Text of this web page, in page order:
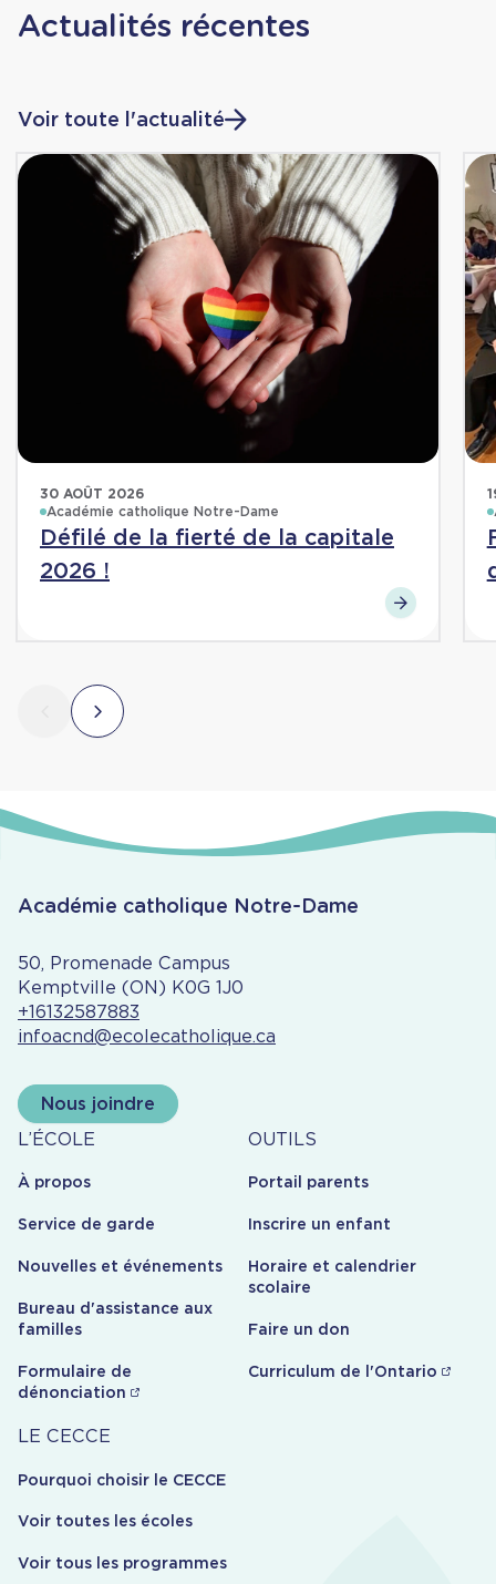
Actualités récentes
Voir toute l'actualité
30 AOÛT 2026
Académie catholique Notre-Dame
Défilé de la fierté de la capitale
2026 !
Académie catholique Notre-Dame
50, Promenade Campus
Kemptville (ON) K0G 1J0
+16132587883
infoacnd@ecolecatholique.ca
Nous joindre
À
propos
L’ÉCOLE
À propos
Service de garde
Nouvelles et événements
Bureau d'assistance aux
familles
Formulaire de
dénonciation
Outils
OUTILS
Portail parents
Inscrire un enfant
Horaire et calendrier
scolaire
Faire un don
Curriculum de l'Ontario
Carrière
LE CECCE
Pourquoi choisir le CECCE
Voir toutes les écoles
Voir tous les programmes